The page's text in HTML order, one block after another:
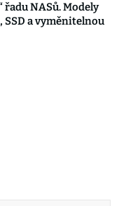
řadu NASů. Modely
SSD a vyměnitelnou